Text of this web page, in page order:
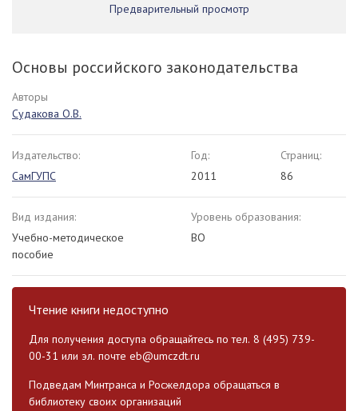
Предварительный просмотр
Основы российского законодательства
Авторы
Судакова О.В.
Издательство:
СамГУПС
Год:
2011
Страниц:
86
Вид издания:
Учебно-методическое
пособие
Уровень образования:
ВО
Чтение книги недоступно
Для получения доступа обращайтесь по тел. 8 (495) 739-
00-31 или эл. почте eb@umczdt.ru
Подведам Минтранса и Росжелдора обращаться в
библиотеку своих организаций